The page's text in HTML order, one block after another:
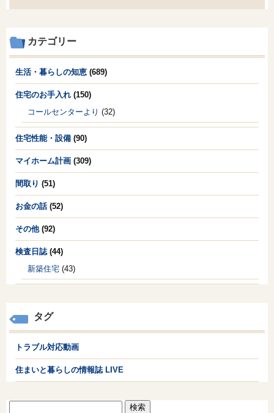
カテゴリー
生活・暮らしの知恵 (689)
住宅のお手入れ (150)
コールセンターより (32)
住宅性能・設備 (90)
マイホーム計画 (309)
間取り (51)
お金の話(52)
その他(92)
検査日誌 (44)
新築住宅 (43)
タグ
トラブル対応動画
住まいと暮らしの情報誌 LIVE